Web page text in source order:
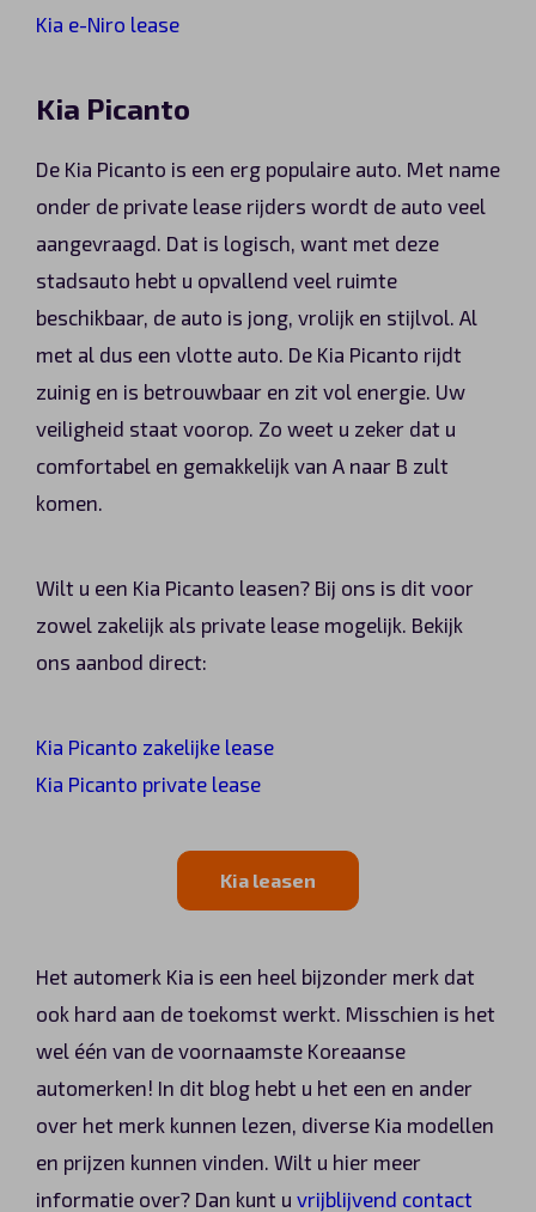
Kia e-Niro lease
Kia Picanto
De Kia Picanto is een erg populaire auto. Met name
onder de private lease rijders wordt de auto veel
aangevraagd. Dat is logisch, want met deze
stadsauto hebt u opvallend veel ruimte
beschikbaar, de auto is jong, vrolijk en stijlvol. Al
met al dus een vlotte auto. De Kia Picanto rijdt
zuinig en is betrouwbaar en zit vol energie. Uw
veiligheid staat voorop. Zo weet u zeker dat u
comfortabel en gemakkelijk van A naar B zult
komen.
Wilt u een Kia Picanto leasen? Bij ons is dit voor
zowel zakelijk als private lease mogelijk. Bekijk
ons aanbod direct:
Kia Picanto zakelijke lease
Kia Picanto private lease
Kia leasen
Het automerk Kia is een heel bijzonder merk dat
ook hard aan de toekomst werkt. Misschien is het
wel één van de voornaamste Koreaanse
automerken! In dit blog hebt u het een en ander
over het merk kunnen lezen, diverse Kia modellen
en prijzen kunnen vinden. Wilt u hier meer
informatie over? Dan kunt u vrijblijvend contact